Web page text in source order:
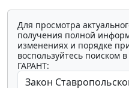
Для просмотра
получения полной
изменениях и порядке
воспользуйтесь поиском
ГАРАНТ: